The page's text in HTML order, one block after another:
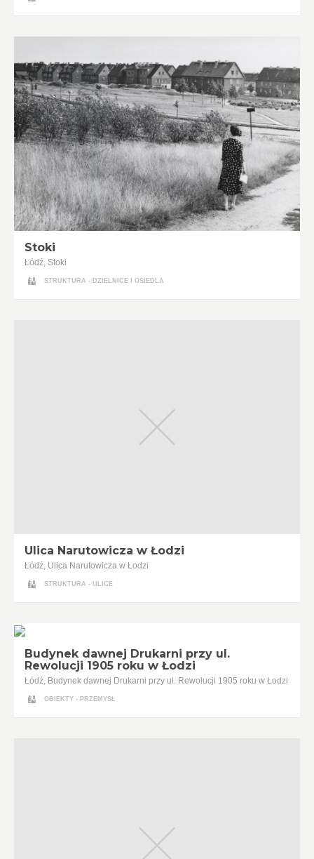
Stoki
Łódź, Stoki
STRUKTURA - DZIELNICE I OSIEDLA
Ulica Narutowicza w Łodzi
Łódź, Ulica Narutowicza w Łodzi
STRUKTURA - ULICE
Budynek dawnej Drukarni przy ul.
Rewolucji 1905 roku w Łodzi
Łódź, Budynek dawnej Drukarni przy ul. Rewolucji 1905 roku w Łodzi
OBIEKTY - PRZEMYSŁ